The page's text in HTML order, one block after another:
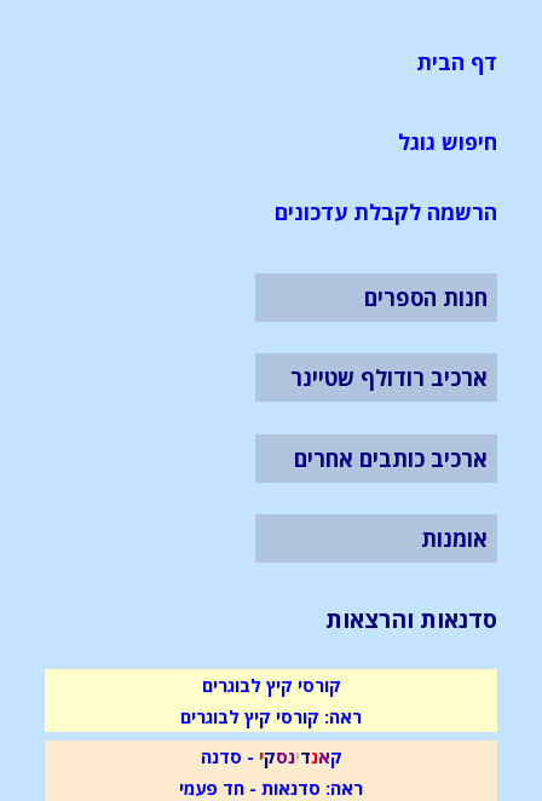
דף הבית
חיפוש גוגל
הרשמה לקבלת עדכונים
חנות הספרים
ארכיב רודולף שטיינר
ארכיב כותבים אחרים
אומנות
סדנאות והרצאות
קורסי קיץ לבוגרים
ראה: קורסי קיץ לבוגרים
קאנדינסקי - סדנה
ראה: סדנאות - חד פעמי